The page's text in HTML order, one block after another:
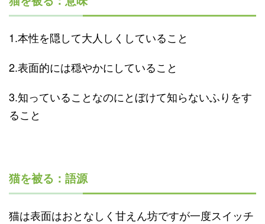
1.本性を隠して大人しくしていること
2.表面的には穏やかにしていること
3.知っていることなのにとぼけて知らないふりをす
ること
猫を被る：語源
猫は表面はおとなしく甘えん坊ですが一度スイッチ